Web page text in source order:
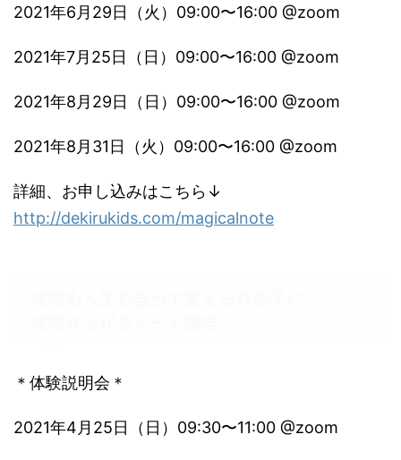
2021年6月29日（火）09:00〜16:00 @zoom
2021年7月25日（日）09:00〜16:00 @zoom
2021年8月29日（日）09:00〜16:00 @zoom
2021年8月31日（火）09:00〜16:00 @zoom
詳細、お申し込みはこちら↓
http://dekirukids.com/magicalnote
＊体験説明会＊
2021年4月25日（日）09:30〜11:00 @zoom